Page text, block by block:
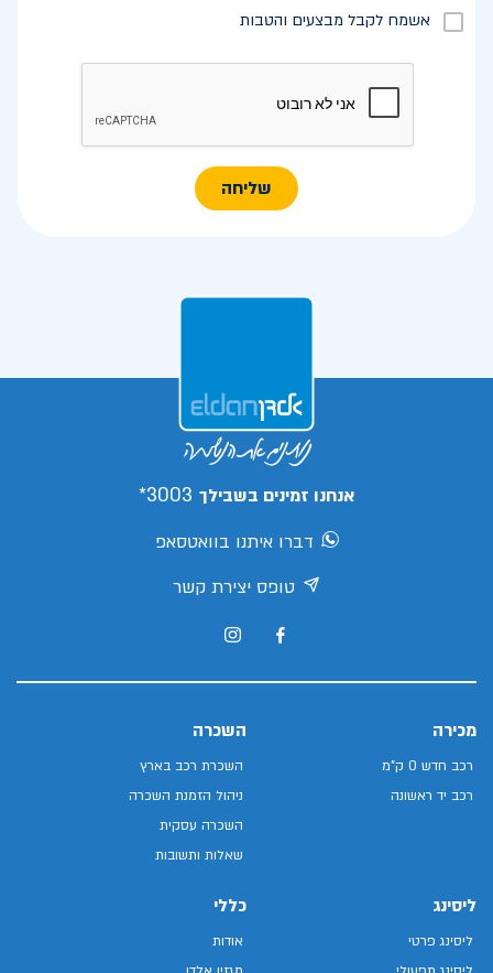
אשמח לקבל מבצעים והטבות
שליחה
אנחנו זמינים בשבילך 3003*
דברו איתנו בוואטסאפ
טופס יצירת קשר
מכירה
רכב חדש 0 ק"מ
רכב יד ראשונה
השכרה
השכרת רכב בארץ
ניהול הזמנת השכרה
השכרה עסקית
שאלות ותשובות
ליסינג
ליסינג פרטי
כללי
אודות